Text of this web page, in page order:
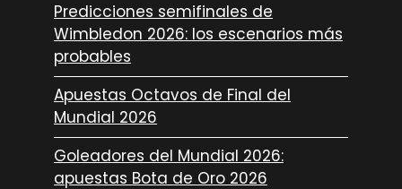
Predicciones semifinales de
Wimbledon 2026: los escenarios más
probables
Apuestas Octavos de Final del
Mundial 2026
Goleadores del Mundial 2026:
apuestas Bota de Oro 2026